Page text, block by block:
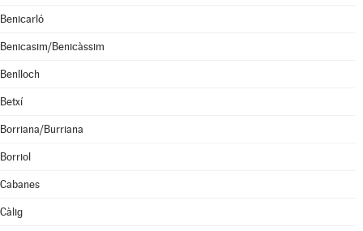
Benicarló
Benicasim/Benicàssim
Benlloch
Betxí
Borriana/Burriana
Borriol
Cabanes
Càlig